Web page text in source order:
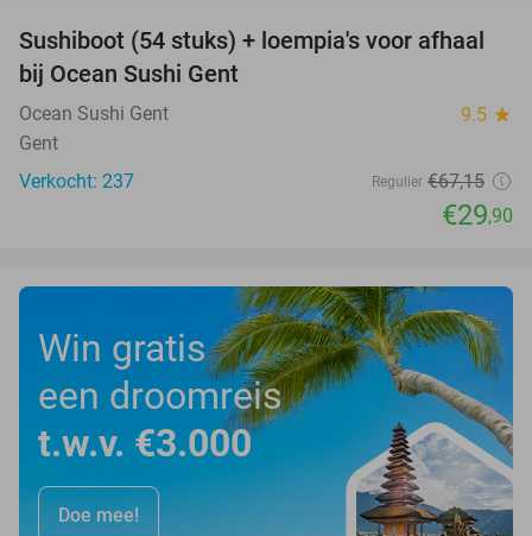
55%
Sushiboot (54 stuks) + loempia's voor afhaal
bij Ocean Sushi Gent
Ocean Sushi Gent 9.5 star
Gent
Verkocht: 237
Regulier €67,15
€29,90
Win gratis
een droomreis
t.w.v. €3.000
Doe mee!